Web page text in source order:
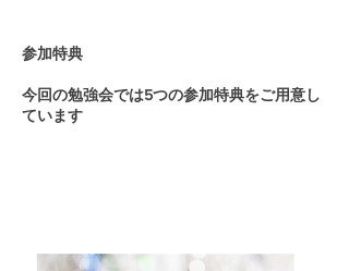
参加特典
今回の勉強会では5つの参加特典をご用意し
ています